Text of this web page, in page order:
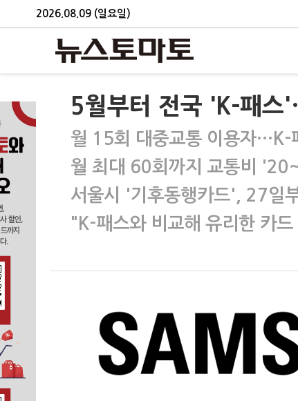
2026.08.09 (일요일)
5월부터 전국 'K-패
월 15회 대중교통 이용자…K-
월 최대 60회까지 교통비
서울시 '기후동행카드', 27일
"K-패스와 비교해 유리한 카